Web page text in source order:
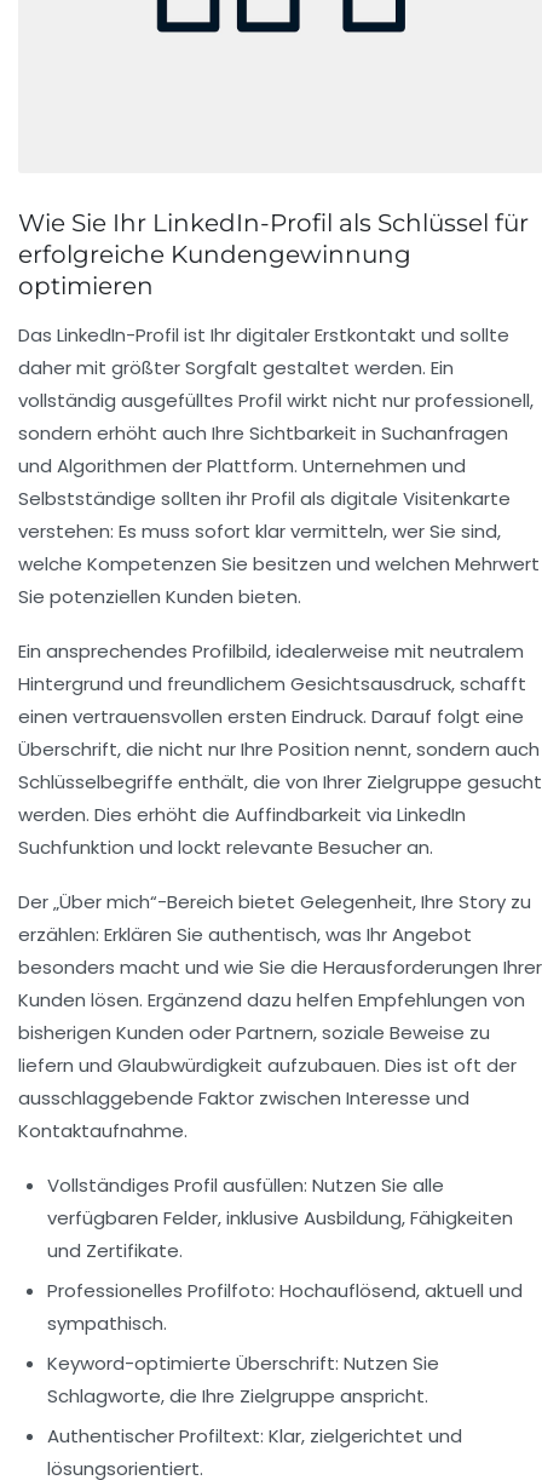
Wie Sie Ihr LinkedIn-Profil als Schlüssel für
erfolgreiche Kundengewinnung
optimieren
Das LinkedIn-Profil ist Ihr digitaler Erstkontakt und sollte
daher mit größter Sorgfalt gestaltet werden. Ein
vollständig ausgefülltes Profil wirkt nicht nur professionell,
sondern erhöht auch Ihre Sichtbarkeit in Suchanfragen
und Algorithmen der Plattform. Unternehmen und
Selbstständige sollten ihr Profil als digitale Visitenkarte
verstehen: Es muss sofort klar vermitteln, wer Sie sind,
welche Kompetenzen Sie besitzen und welchen Mehrwert
Sie potenziellen Kunden bieten.
Ein ansprechendes Profilbild, idealerweise mit neutralem
Hintergrund und freundlichem Gesichtsausdruck, schafft
einen vertrauensvollen ersten Eindruck. Darauf folgt eine
Überschrift, die nicht nur Ihre Position nennt, sondern auch
Schlüsselbegriffe enthält, die von Ihrer Zielgruppe gesucht
werden. Dies erhöht die Auffindbarkeit via LinkedIn
Suchfunktion und lockt relevante Besucher an.
Der „Über mich“-Bereich bietet Gelegenheit, Ihre Story zu
erzählen: Erklären Sie authentisch, was Ihr Angebot
besonders macht und wie Sie die Herausforderungen Ihrer
Kunden lösen. Ergänzend dazu helfen Empfehlungen von
bisherigen Kunden oder Partnern, soziale Beweise zu
liefern und Glaubwürdigkeit aufzubauen. Dies ist oft der
ausschlaggebende Faktor zwischen Interesse und
Kontaktaufnahme.
Vollständiges Profil ausfüllen: Nutzen Sie alle
verfügbaren Felder, inklusive Ausbildung, Fähigkeiten
und Zertifikate.
Professionelles Profilfoto: Hochauflösend, aktuell und
sympathisch.
Keyword-optimierte Überschrift: Nutzen Sie
Schlagworte, die Ihre Zielgruppe anspricht.
Authentischer Profiltext: Klar, zielgerichtet und
lösungsorientiert.